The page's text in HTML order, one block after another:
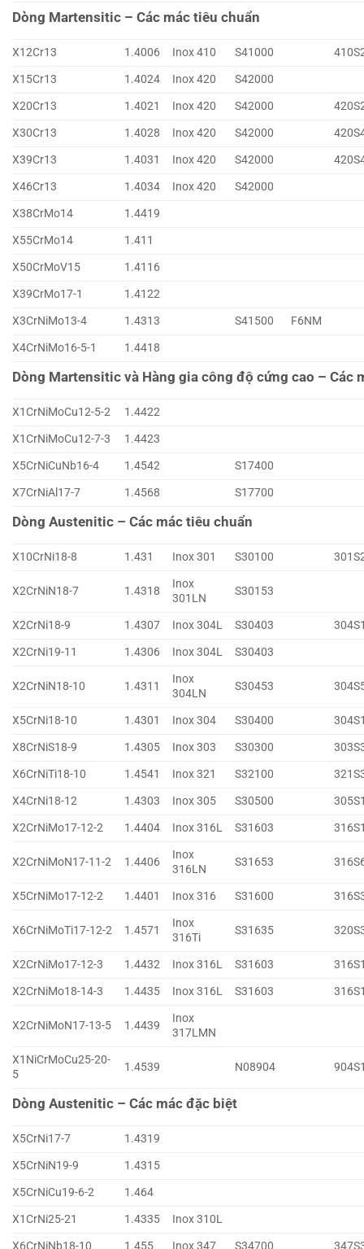
Dòng Martensitic – Các mác tiêu chuẩn
X12Cr13 1.4006 Inox 410 S41000
X15Cr13
1.4024 Inox 420
S42000
X20Cr13
1.4021 Inox 420 S42000
X30Cr13
1.4028 Inox 420 S42000
X39Cr13
1.4031 Inox 420 S42000
X46Cr13
1.4034 Inox 420
S42000
X38CrMo14
1.4419
X55CrMo14
1.411
X50CrMoV15
1.4116
X39CrMo17-1
1.4122
X3CrNiMo13-4
1.4313 S41500
F6NM
X4CrNiMo16-5-1
1.4418
Dòng Martensitic và Hàng gia công độ cứng cao – Các
X1CrNiMoCu12-5-2
1.4422
X1CrNiMoCu12-7-3
1.4423
X5CrNiCuNb16-4
1.4542
S17400
X7CrNiAl17-7
1.4568 S17700
Dòng Austenitic – Các mác tiêu chuẩn
X10CrNi18-8 1.431 Inox 301 S30100
X2CrNiN18-7 1.4318
Inox
301LN
S30153
X2CrNi18-9 1.4307 Inox 304L S30403
X2CrNi19-11
1.4306 Inox 304L S30403
X2CrNiN18-10 1.4311
Inox
304LN
S30453
X5CrNi18-10 1.4301 Inox 304 S30400
X8CrNiS18-9
1.4305 Inox 303 S30300
X6CrNiTi18-10
1.4541 Inox 321 S32100
X4CrNi18-12
1.4303 Inox 305 S30500
X2CrNiMo17-12-2
1.4404 Inox 316L S31603
X2CrNiMoN17-11-2 1.4406
Inox
316LN
S31653
X5CrNiMo17-12-2 1.4401 Inox 316 S31600
X6CrNiMoTi17-12-2 1.4571
Inox
316Ti
S31635
X2CrNiMo17-12-3 1.4432 Inox 316L S31603
X2CrNiMo18-14-3
1.4435 Inox 316L S31603
X2CrNiMoN17-13-5 1.4439
Inox
317LMN
X1NiCrMoCu25-20-
5
1.4539 N08904
Dòng Austenitic – Các mác đặc biệt
X5CrNi17-7
1.4319
X5CrNiN19-9
1.4315
X5CrNiCu19-6-2
1.464
X1CrNi25-21
1.4335
Inox 310L
X6CrNiNb18-10
1.455 Inox 347 S34700